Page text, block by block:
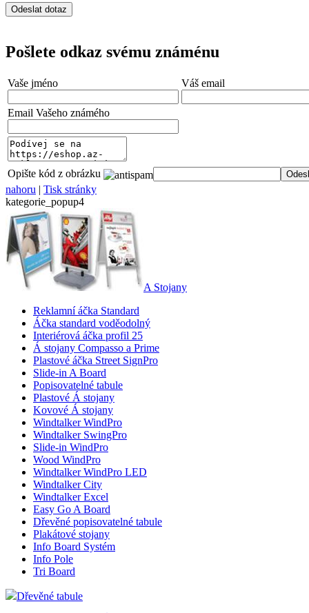
Pošlete odkaz svému známénu
Vaše jméno Váš email
Email Vašeho známého
Opište kód z obrázku
nahoru | Tisk stránky
kategorie_popup4
A Stojany
Reklamní áčka Standard
Áčka standard voděodolný
Interiérová áčka profil 25
Á stojany Compasso a Prime
Plastové áčka Street SignPro
Slide-in A Board
Popisovatelné tabule
Plastové Á stojany
Kovové Á stojany
Windtalker WindPro
Windtalker SwingPro
Slide-in WindPro
Wood WindPro
Windtalker WindPro LED
Windtalker City
Windtalker Excel
Easy Go A Board
Dřevěné popisovatelné tabule
Plakátové stojany
Info Board Systém
Info Pole
Tri Board
Dřevěné tabule